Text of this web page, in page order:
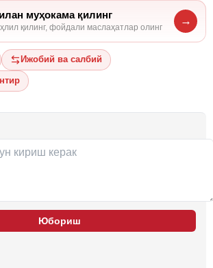
муҳокама қилинг
қилинг, фойдали маслаҳатлар олинг
→
Ижобий ва салбий
Юбориш